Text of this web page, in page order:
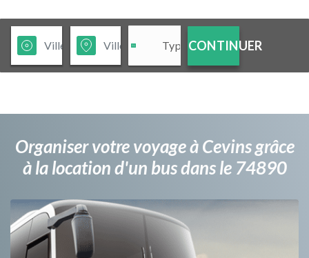
CONTINUER
Organiser votre voyage à Cevins grâce
à la location d'un bus dans le 74890